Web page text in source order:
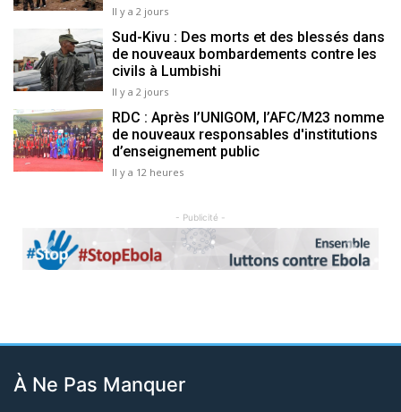
Il y a 2 jours
Sud-Kivu : Des morts et des blessés dans
de nouveaux bombardements contre les
civils à Lumbishi
Il y a 2 jours
RDC : Après l’UNIGOM, l’AFC/M23 nomme
de nouveaux responsables d'institutions
d’enseignement public
Il y a 12 heures
- Publicité -
Previous Next
À Ne Pas Manquer